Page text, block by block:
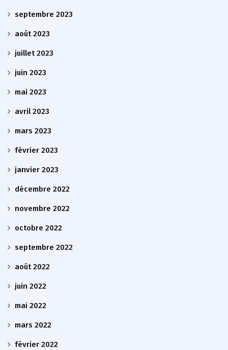
septembre 2023
août 2023
juillet 2023
juin 2023
mai 2023
avril 2023
mars 2023
février 2023
janvier 2023
décembre 2022
novembre 2022
octobre 2022
septembre 2022
août 2022
juin 2022
mai 2022
mars 2022
février 2022